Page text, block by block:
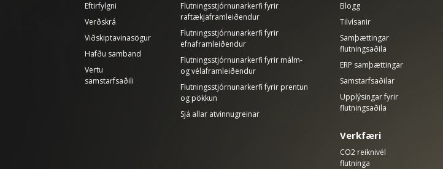
Eftirfylgni
Verðskrá
Viðskiptavinasögur
Hafðu samband
Vertu
samstarfsaðili
Flutningsstjórnunarkerfi fyrir
raftækjaframleiðendur
Flutningsstjórnunarkerfi fyrir
efnaframleiðendur
Flutningsstjórnunarkerfi fyrir málm-
og vélaframleiðendur
Flutningsstjórnunarkerfi fyrir prentun
og pökkun
Sjá allar atvinnugreinar
Blogg
Tilvísanir
Samþættingar
flutningsaðila
ERP samþættingar
Samstarfsaðilar
Upplýsingar fyrir
flutningsaðila
Verkfæri
CO2 reiknivél
flutninga